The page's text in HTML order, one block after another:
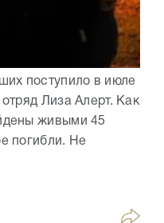
поступило в июле
Лиза Алерт. Как
живыми 45
погибли. Не